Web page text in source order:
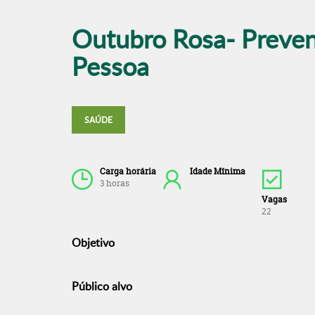
Outubro Rosa-
Pessoa
SAÚDE
Carga horária
3 horas
Idade Mínima
Vagas
22
Objetivo
Público alvo